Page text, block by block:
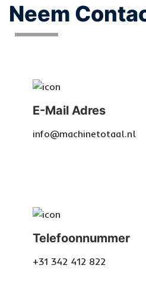
Neem
E-Mail Adres
info@machinetotaal.nl
Telefoonnummer
+31 342 412 822